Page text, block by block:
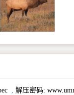
, 解压密码: